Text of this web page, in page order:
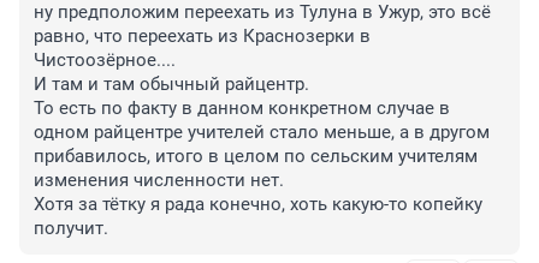
ну предположим переехать из Тулуна в Ужур, это всё
равно, что переехать из Краснозерки в
Чистоозёрное....
И там и там обычный райцентр.
То есть по факту в данном конкретном случае в
одном райцентре учителей стало меньше, а в другом
прибавилось, итого в целом по сельским учителям
изменения численности нет.
Хотя за тётку я рада конечно, хоть какую-то копейку
получит.